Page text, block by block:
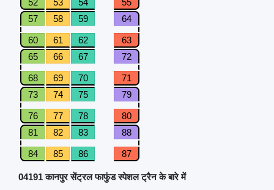
52 53 54
55
57
58 59 64
60 61 62
63
65
66 67 72
68 69 70
71
73
74 75 79
76 77 78
80
81
82 83 88
84 85 86 87
04191 कानपुर सेंट्रल फाफुंड स्पेशल ट्रैन के बारे में